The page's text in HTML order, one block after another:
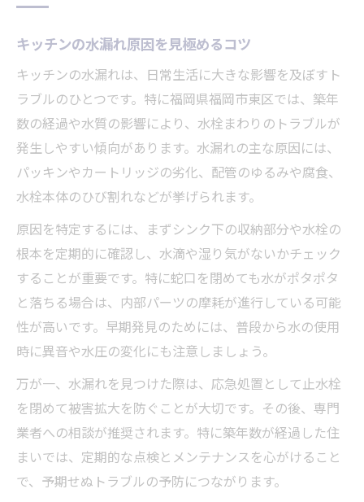
賢く選ぶキッチン水栓の交換業者とは
交換時の注意点とよくあるトラブル
キッチン水栓交換で快適さを実感する方法
福岡市東区で安心のキッチン水栓修理法
安心できるキッチン水栓修理業者の特徴
修理の流れとキッチンの安全対策
アフターサービスで安心感を得るコツ
キッチン修理後に気をつけるメンテナンス
法
スピード解決！キッチン水栓トラブル対策集
緊急時に役立つキッチン水栓対処法
素早く対応するための業者依頼の流れ
トラブルを防ぐキッチン水栓の使い方
水栓トラブルの予防と日常点検方法
キッチン水栓のトラブル事例と解決法
低コストで納得のキッチン水栓交換ポイント
キッチンの水漏れ原因を見極めるコツ
キッチンの水漏れは、日常生活に大きな影響を及ぼすト
ラブルのひとつです。特に福岡県福岡市東区では、築年
数の経過や水質の影響により、水栓まわりのトラブルが
発生しやすい傾向があります。水漏れの主な原因には、
パッキンやカートリッジの劣化、配管のゆるみや腐食、
水栓本体のひび割れなどが挙げられます。
原因を特定するには、まずシンク下の収納部分や水栓の
根本を定期的に確認し、水滴や湿り気がないかチェック
することが重要です。特に蛇口を閉めても水がポタポタ
と落ちる場合は、内部パーツの摩耗が進行している可能
性が高いです。早期発見のためには、普段から水の使用
時に異音や水圧の変化にも注意しましょう。
万が一、水漏れを見つけた際は、応急処置として止水栓
を閉めて被害拡大を防ぐことが大切です。その後、専門
業者への相談が推奨されます。特に築年数が経過した住
まいでは、定期的な点検とメンテナンスを心がけること
で、予期せぬトラブルの予防につながります。